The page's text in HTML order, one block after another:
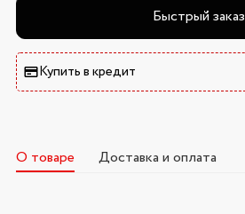
Быстрый заказ
Купить в кредит
О товаре Доставка и оплата